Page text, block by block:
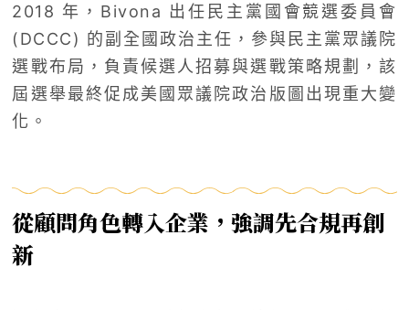
2018 年，Bivona 出任民主黨國會競選委員會
(DCCC) 的副全國政治主任，參與民主黨眾議院
選戰布局，負責候選人招募與選戰策略規劃，該
屆選舉最終促成美國眾議院政治版圖出現重大變
化。
從顧問角色轉入企業，強調先合規再創
新